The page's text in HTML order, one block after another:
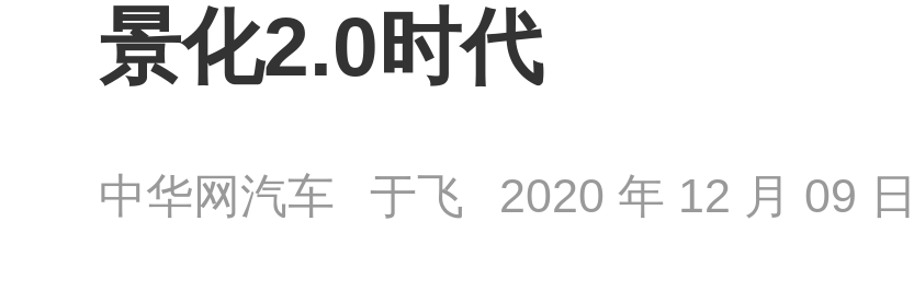
景化2.0时代
中华网汽车 于飞 2020 年 12 月 09